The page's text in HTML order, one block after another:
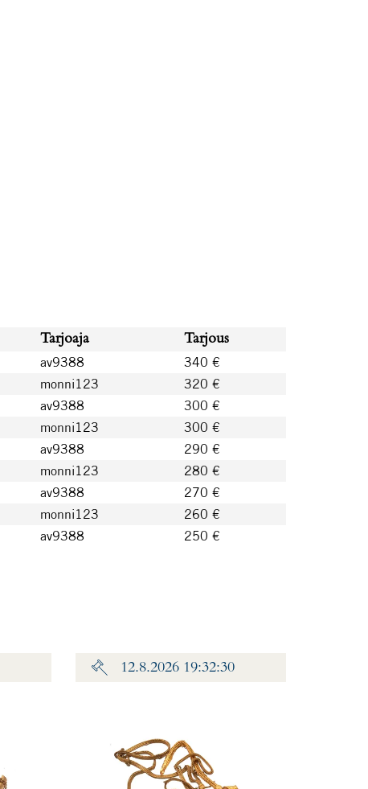
Tarjoaja Tarjous
av9388
340 €
monni123
320 €
av9388
300 €
monni123
300 €
av9388
290 €
monni123
280 €
av9388
270 €
monni123
260 €
av9388 250 €
12.8.2026 19:32:30